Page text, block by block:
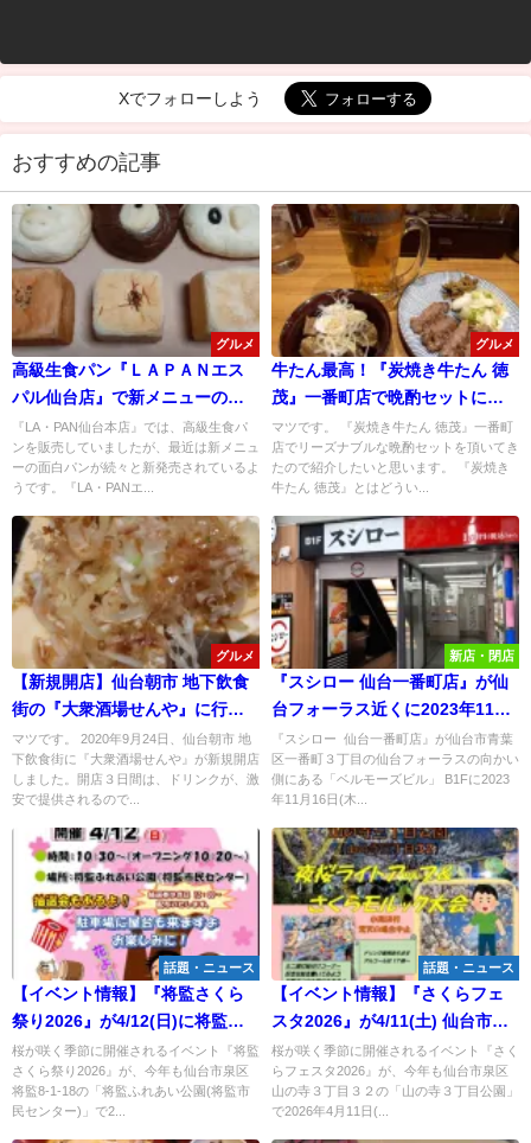
Xでフォローしよう
おすすめの記事
グルメ
高級生食パン『ＬＡＰＡＮエス
パル仙台店』で新メニューの面
白パンが続々販売されていたの
で買ってみた！
『LA・PAN仙台本店』では、高級生食パ
ンを販売していましたが、最近は新メニュ
ーの面白パンが続々と新発売されているよ
うです。『LA・PANエ...
グルメ
牛たん最高！『炭焼き牛たん 徳
茂』一番町店で晩酌セットに感
激！
マツです。 『炭焼き牛たん 徳茂』一番町
店でリーズナブルな晩酌セットを頂いてき
たので紹介したいと思います。 『炭焼き
牛たん 徳茂』とはどうい...
グルメ
【新規開店】仙台朝市 地下飲食
街の『大衆酒場せんや』に行っ
てみた！
マツです。 2020年9月24日、仙台朝市 地
下飲食街に『大衆酒場せんや』が新規開店
しました。開店３日間は、ドリンクが、激
安で提供されるので...
新店・閉店
『スシロー 仙台一番町店』が仙
台フォーラス近くに2023年11月
16日(木)オープンしたので早速行
ってみた！
『スシロー 仙台一番町店』が仙台市青葉
区一番町３丁目の仙台フォーラスの向かい
側にある「ベルモーズビル」 B1Fに2023
年11月16日(木...
話題・ニュース
【イベント情報】『将監さくら
祭り2026』が4/12(日)に将監ふ
れあい公園で開催予定！
桜が咲く季節に開催されるイベント『将監
さくら祭り2026』が、今年も仙台市泉区
将監8-1-18の「将監ふれあい公園(将監市
民センター)」で2...
話題・ニュース
【イベント情報】『さくらフェ
スタ2026』が4/11(土) 仙台市泉
区山の寺３丁目公園で開催予
定！
桜が咲く季節に開催されるイベント『さく
らフェスタ2026』が、今年も仙台市泉区
山の寺３丁目３２の「山の寺３丁目公園」
で2026年4月11日(...